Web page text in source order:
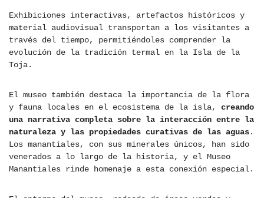
Exhibiciones interactivas, artefactos históricos y
material audiovisual transportan a los visitantes a
través del tiempo, permitiéndoles comprender la
evolución de la tradición termal en la Isla de la
Toja.
El museo también destaca la importancia de la flora
y fauna locales en el ecosistema de la isla, creando
una narrativa completa sobre la interacción entre la
naturaleza y las propiedades curativas de las aguas.
Los manantiales, con sus minerales únicos, han sido
venerados a lo largo de la historia, y el Museo
Manantiales rinde homenaje a esta conexión especial.